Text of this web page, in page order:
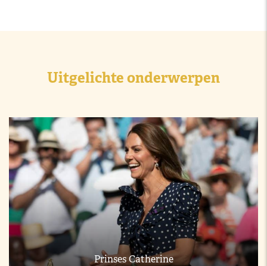
Uitgelichte onderwerpen
Prinses Catherine